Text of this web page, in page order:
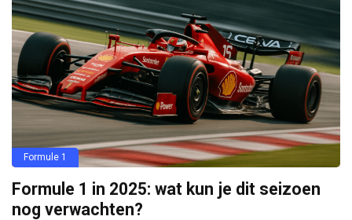
Formule 1
Formule 1 in 2025: wat kun je dit seizoen
nog verwachten?